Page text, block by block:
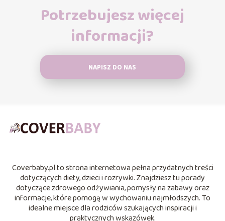
Potrzebujesz więcej
informacji?
NAPISZ DO NAS
Coverbaby.pl to strona internetowa pełna przydatnych treści
dotyczących diety, dzieci i rozrywki. Znajdziesz tu porady
dotyczące zdrowego odżywiania, pomysły na zabawy oraz
informacje, które pomogą w wychowaniu najmłodszych. To
idealne miejsce dla rodziców szukających inspiracji i
praktycznych wskazówek.